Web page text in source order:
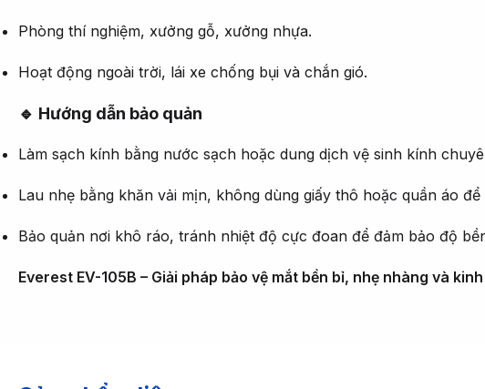
Phòng thí nghiệm, xưởng gỗ, xưởng nhựa.
Hoạt động ngoài trời, lái xe chống bụi và chắn gió.
🔹 Hướng dẫn bảo quản
Làm sạch kính bằng nước sạch hoặc dung dịch vệ sinh kính
Lau nhẹ bằng khăn vải mịn, không dùng giấy thô hoặc quần áo để
Bảo quản nơi khô ráo, tránh nhiệt độ cực đoan để đảm bảo độ
Everest EV-105B – Giải pháp bảo vệ mắt bền bỉ, nhẹ nhàng và